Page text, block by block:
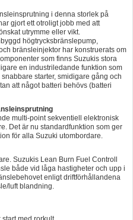
i denna storlek på
gjort ett otroligt jobb med att
utrymme eller vikt.
högtrycksbränslepump,
bränsleinjektor har konstruerats om
som finns Suzukis stora
en industriledande funktion som
starter, smidigare gång och
att något batteri behövs (batteri
multi-point sekventiell elektronisk
Det är nu standardfunktion som ger
för alla Suzuki utombordare.
Suzukis Lean Burn Fuel Controll
både vid låga hastigheter och upp i
enligt driftförhållandena
luft blandning.